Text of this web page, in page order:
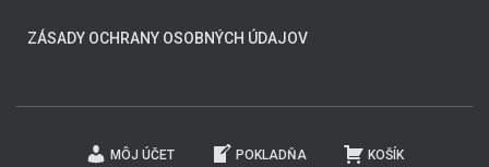
ZÁSADY OCHRANY OSOBNÝCH ÚDAJOV
MÔJ ÚČET POKLADŇA KOŠÍK